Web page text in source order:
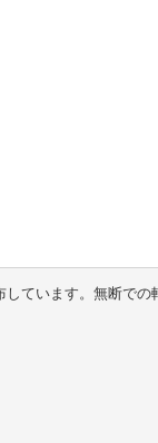
ています。無断での